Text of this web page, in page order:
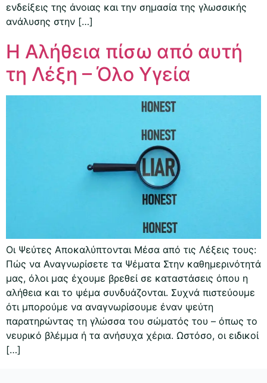
ενδείξεις της άνοιας και την σημασία της γλωσσικής
ανάλυσης στην […]
Η Αλήθεια πίσω από αυτή
τη Λέξη – Όλο Υγεία
Οι Ψεύτες Αποκαλύπτονται Μέσα από τις Λέξεις τους:
Πώς να Αναγνωρίσετε τα Ψέματα Στην καθημερινότητά
μας, όλοι μας έχουμε βρεθεί σε καταστάσεις όπου η
αλήθεια και το ψέμα συνδυάζονται. Συχνά πιστεύουμε
ότι μπορούμε να αναγνωρίσουμε έναν ψεύτη
παρατηρώντας τη γλώσσα του σώματός του – όπως το
νευρικό βλέμμα ή τα ανήσυχα χέρια. Ωστόσο, οι ειδικοί
[…]